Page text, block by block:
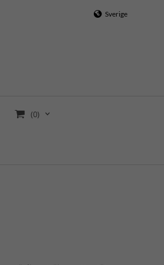
Sverige
(0)